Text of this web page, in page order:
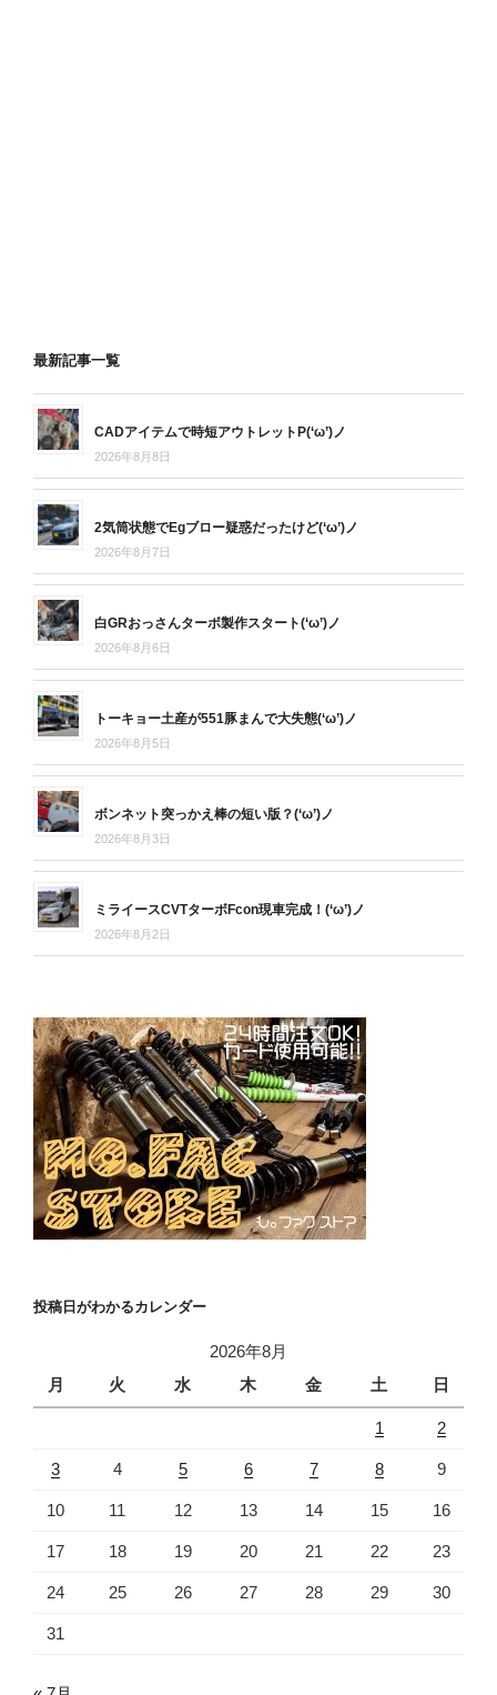
最新記事一覧
CADアイテムで時短アウトレットP(‘ω’)ノ
2026年8月8日
2気筒状態でEgブロー疑惑だったけど(‘ω’)ノ
2026年8月7日
白GRおっさんターボ製作スタート(‘ω’)ノ
2026年8月6日
トーキョー土産が551豚まんで大失態(‘ω’)ノ
2026年8月5日
ボンネット突っかえ棒の短い版？(‘ω’)ノ
2026年8月3日
ミライースCVTターボFcon現車完成！(‘ω’)ノ
2026年8月2日
投稿日がわかるカレンダー
2026年8月
月
火 水 木 金 土 日
1 2
3 4 5 6 7 8 9
10 11 12 13 14 15 16
17 18 19 20 21 22 23
24 25 26 27 28 29 30
31